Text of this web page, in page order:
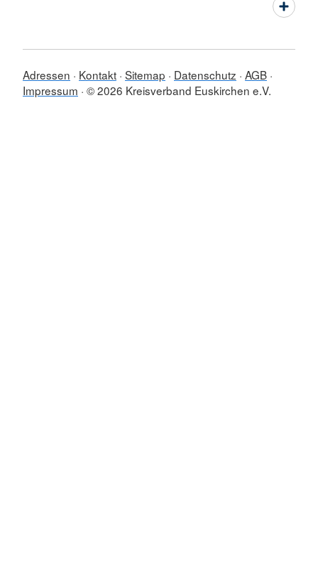
Adressen Kontakt Sitemap Datenschutz AGB
Impressum © 2026 Kreisverband Euskirchen e.V.